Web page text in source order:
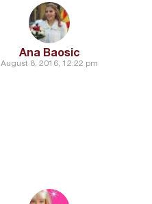
Ana Baosic
August 8, 2016, 12:22 pm